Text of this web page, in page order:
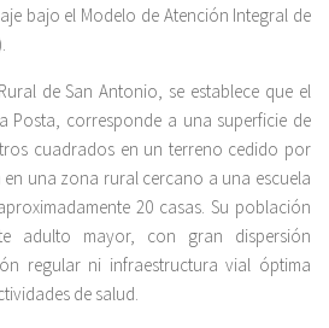
bajo el Modelo de Atención Integral de
de San Antonio, se establece que el
Posta, corresponde a una superficie de
cuadrados en un terreno cedido por
una zona rural cercano a una escuela
20 casas. Su población
adulto mayor, con gran dispersión
regular ni infraestructura vial óptima
de salud.